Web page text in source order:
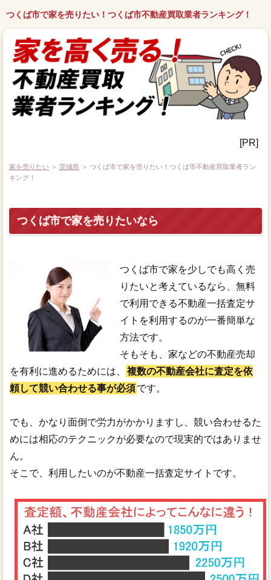
つくば市で家を売りたい！つくば市不動産買取業者ランキング！
[PR]
家を売りたい ＞ 茨城県 ＞ つくば市で家を売りたい！つくば市不動産買取業者ラン
キング！
つくば市で家を売りたいなら
つくば市で家を少しでも高く売
りたいと考えているなら、無料
で利用できる不動産一括査定サ
イトを利用するのが一番簡単な
方法です。
そもそも、家などの不動産売却
を有利に進めるためには、
複数の不動産会社に査定を依
頼して競い合わせる事が必須です。
でも、かなり面倒で労力がかかりますし、競い合わせるた
めには相応のテクニックが必要なので現実的ではありませ
ん。
そこで、利用したいのが不動産一括査定サイトです。